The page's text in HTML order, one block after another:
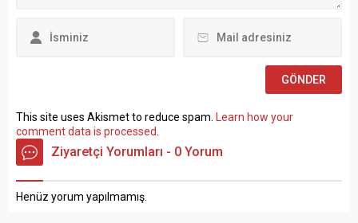
Sosyal Çalışmacı; sözlü
This site uses Akismet to reduce spam.
Learn how your
comment data is processed
Ziyaretçi Yorumları - 0 Yorum
Henüz yorum yapılmamış.